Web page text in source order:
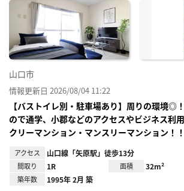
山口市
情報更新日 2026/08/04 11:22
【バストイレ別・駐車場あり】周りの環境◎
ので通学、小郡などのアクセスやビジネス利
クリーマンション・マンスリーマンション！！
アクセス 山口線「矢原駅」徒歩13分
間取り 1R 面積 32m²
築年数 1995年 2月 築